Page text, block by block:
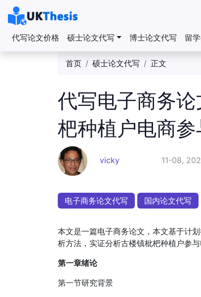
代写论文价格 硕士论文代写 博士论文代写 留
首页 硕士论文代写 正文
代写电子商务
杷种植户电商
vicky 11-08,
电子商务论文代写 国内论文代写
本文是一篇电子商务论文，本文基于计
析方法，实证分析古楼镇枇杷种植户参与
第一章绪论
第一节研究背景